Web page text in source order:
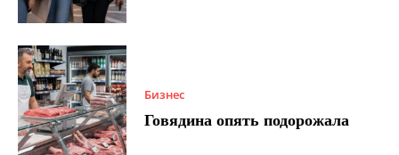
Бизнес
Говядина опять подорожала